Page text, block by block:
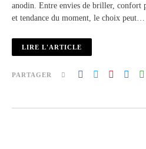
anodin. Entre envies de briller, confort
et tendance du moment, le choix peut…
LIRE L'ARTICLE
PARTAGER